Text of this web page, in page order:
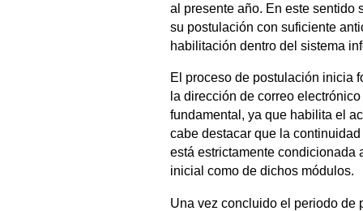
al presente año. En este sentido
su postulación con suficiente
habilitación dentro del sistema
El proceso de postulación inicia
la dirección de correo
fundamental, ya que habilita el
cabe destacar que la
está estrictamente condicionada
inicial como de dichos módulos.
Una vez concluido el periodo de